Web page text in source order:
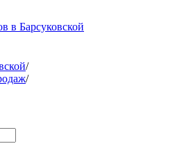
в Барсуковской
/
/